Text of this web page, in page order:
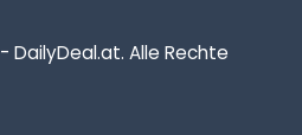
Alle Rechte